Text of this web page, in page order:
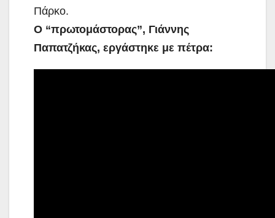
Πάρκο.
Ο “πρωτομάστορας”, Γιάννης
Παπατζήκας, εργάστηκε με πέτρα: